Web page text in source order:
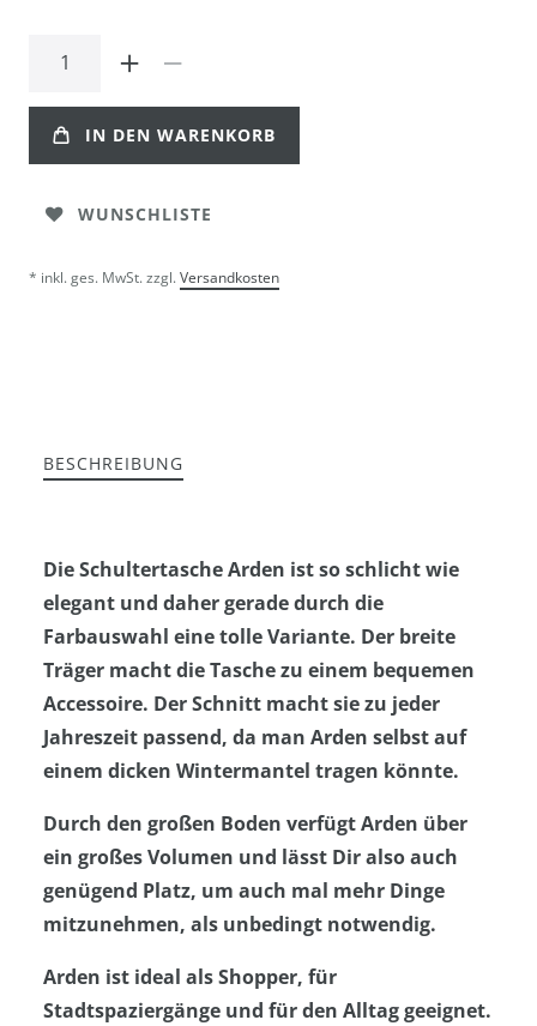
IN DEN WARENKORB
WUNSCHLISTE
* inkl. ges. MwSt. zzgl.Versandkosten
BESCHREIBUNG
Die Schultertasche Arden ist so schlicht wie
elegant und daher gerade durch die
Farbauswahl eine tolle Variante. Der breite
Träger macht die Tasche zu einem bequemen
Accessoire. Der Schnitt macht sie zu jeder
Jahreszeit passend, da man Arden selbst auf
einem dicken Wintermantel tragen könnte.
Durch den großen Boden verfügt Arden über
ein großes Volumen und lässt Dir also auch
genügend Platz, um auch mal mehr Dinge
mitzunehmen, als unbedingt notwendig.
Arden ist ideal als Shopper, für
Stadtspaziergänge und für den Alltag geeignet.